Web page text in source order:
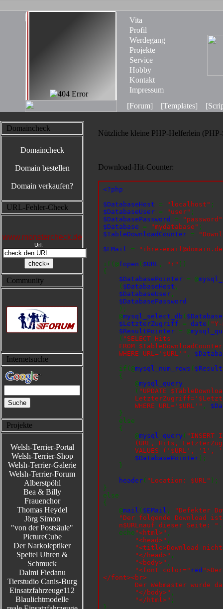
Vita
Profil
Werdegang
Projekte
Service
Hobby
Kontakt
Impressum
[Forum]
[Templates]
Domaincheck
Domaincheck
Domain bestellen
Domain verkaufen?
URL-Fehler-Check
www.monstercheck.de
Url:
Community
Internetsuche
Projekte
Welsh-Terrier-Portal
Welsh-Terrier-Shop
Welsh-Terrier-Galerie
Welsh-Terrier-Forum
Alberstpöhl
Bea & Billy
Frauenchor
Thomas Heydel
Jörg Simon
"von der Postsäule"
PictureCube
Der Narkoleptiker
Speitel Uhren &
Schmuck
Dalmi Fiedanu
Tierstudio Canis-Burg
Einsatzfahrzeuge112
Blaulichtmodelle
Nützliche kleine PHP-Helferlein
Download-Hit-Counter:
<?php
$DatabaseHost = "localhost" ;
$DatabaseUser = "user" ;
$DatabasePassword = "password"
$Database = "mydatabase" ;
$TableDownloadCounter =
$EMail =
"ihre-
if(@fopen ( $URL, "r" ))
{
$DatabasePointer = @
( $DatabaseHost ,
$DatabaseUser,
$DatabasePassword
);
@mysql_select_db ( $Database
$LetzterZugriff = date (
$ResultPointer = @
( "SELECT Hits
FROM
WHERE URL='$URL'" ,
if(@mysql_num_rows (
{
@mysql_query
( "UPDATE
WHERE URL='$URL'" ,
}
else
{
@mysql_query ( "INSERT
(URL, Hits,
VALUES ('$URL', '1',
$DatabasePointer);
}
header( "Location: $URL" );
}
else
{
@mail ( $EMail ,
"Defekter
"Der folgende Download
n$URLnauf dieser Seite: " .
echo "<html>" ,
"<head>" ,
"<title>Download
"</head>" ,
"<body>" ,
"<font color=" red
</font><br>
Der Webmaster wurde
"</body>" ,
"</html>" ;
}